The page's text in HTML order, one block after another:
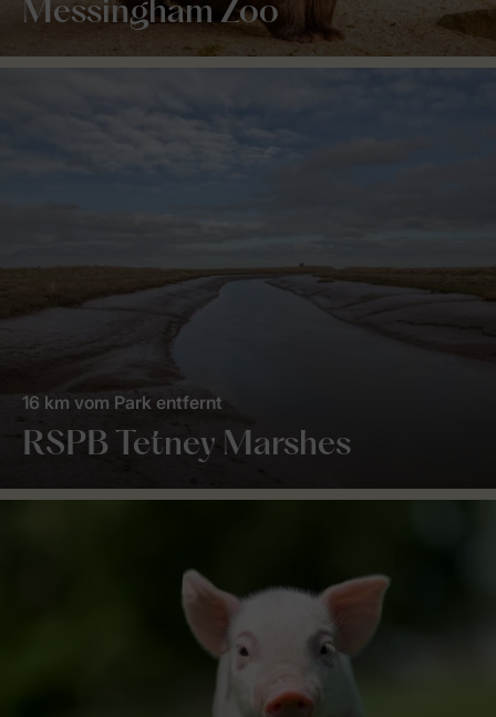
Messingham Zoo
RSPB Tetney Marshes
16 km vom Park entfernt